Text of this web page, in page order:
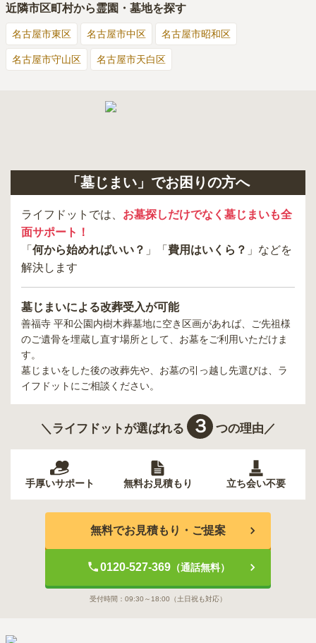
近隣市区町村から霊園・墓地を探す
名古屋市東区 名古屋市中区 名古屋市昭和区
名古屋市守山区 名古屋市天白区
「墓じまい」でお困りの方へ
ライフドットでは、 お墓探しだけでなく墓じまいも全
面サポート！
「 何から始めればいい？ 」「 費用はいくら？ 」などを
解決します
墓じまいによる改葬受入が可能
善福寺 平和公園内樹木葬墓地に空き区画があれば、ご先祖様
のご遺骨を埋蔵し直す場所として、お墓をご利用いただけま
す。
墓じまいをした後の改葬先や、お墓の引っ越し先選びは、ラ
イフドットにご相談ください。
＼ライフドットが選ばれる ３ つの理由／
手厚いサポート 無料お見積もり 立ち会い不要
無料でお見積もり・ご提案
0120-527-369（通話無料）
受付時間： 09:30～18:00 （土日祝も対応）